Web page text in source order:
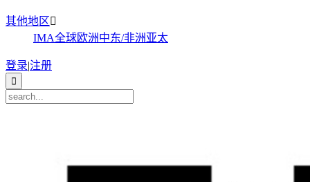
其他地区
IMA全球欧洲中东/非洲亚太
登录|注册
